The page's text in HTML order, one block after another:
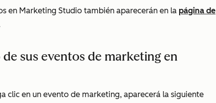
en Marketing Studio también aparecerán en la página de
sus eventos de marketing en
clic en un evento de marketing, aparecerá la siguiente